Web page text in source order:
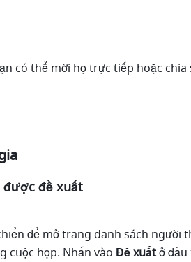
có thể mời họ trực tiếp hoặc chia
đề xuất
để mở trang danh sách người
cuộc họp. Nhấn vào Đề xuất ở